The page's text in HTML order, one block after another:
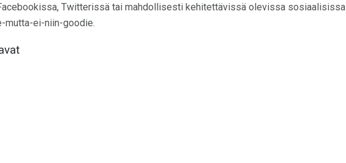
Twitterissä tai mahdollisesti kehitettävissä olevissa sosiaalisissa
mutta-ei-niin-goodie.